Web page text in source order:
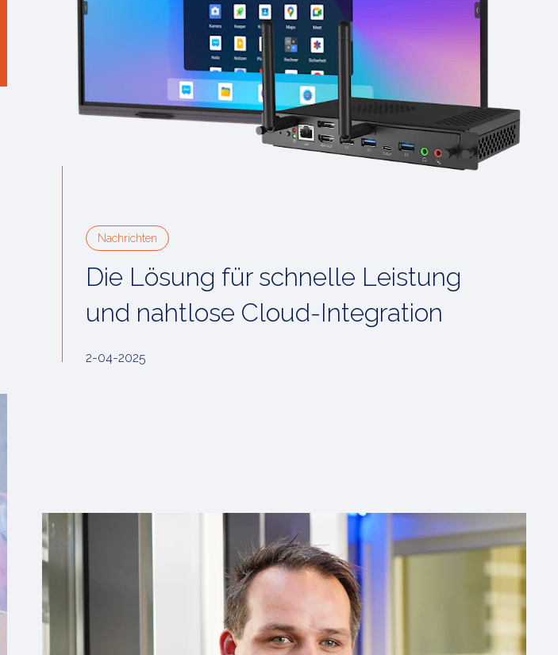
Nachrichten
Die Lösung für schnelle Leistung
und nahtlose Cloud-Integration
2-04-2025